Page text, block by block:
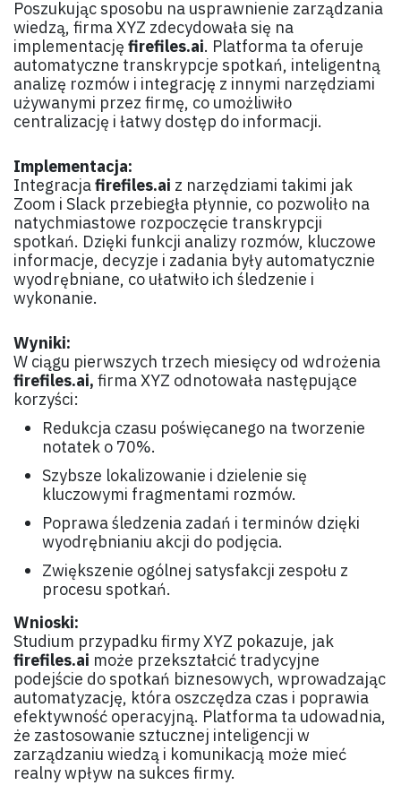
Poszukując sposobu na usprawnienie zarządzania
wiedzą, firma XYZ zdecydowała się na
implementację firefiles.ai. Platforma ta oferuje
automatyczne transkrypcje spotkań, inteligentną
analizę rozmów i integrację z innymi narzędziami
używanymi przez firmę, co umożliwiło
centralizację i łatwy dostęp do informacji.
Implementacja:
Integracjafirefiles.ai z narzędziami takimi jak
Zoom i Slack przebiegła płynnie, co pozwoliło na
natychmiastowe rozpoczęcie transkrypcji
spotkań. Dzięki funkcji analizy rozmów, kluczowe
informacje, decyzje i zadania były automatycznie
wyodrębniane, co ułatwiło ich śledzenie i
wykonanie.
Wyniki:
W ciągu pierwszych trzech miesięcy od wdrożenia
firefiles.ai, firma XYZ odnotowała następujące
korzyści:
Redukcja czasu poświęcanego na tworzenie
notatek o 70%.
Szybsze lokalizowanie i dzielenie się
kluczowymi fragmentami rozmów.
Poprawa śledzenia zadań i terminów dzięki
wyodrębnianiu akcji do podjęcia.
Zwiększenie ogólnej satysfakcji zespołu z
procesu spotkań.
Wnioski:
Studium przypadku firmy XYZ pokazuje, jak
firefiles.ai może przekształcić tradycyjne
podejście do spotkań biznesowych, wprowadzając
automatyzację, która oszczędza czas i poprawia
efektywność operacyjną. Platforma ta udowadnia,
że zastosowanie sztucznej inteligencji w
zarządzaniu wiedzą i komunikacją może mieć
realny wpływ na sukces firmy.